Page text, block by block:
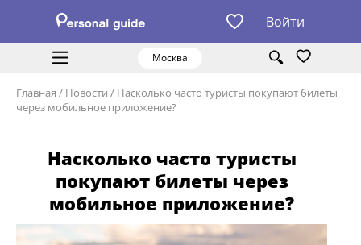
Войти
Москва
Главная / Новости / Насколько часто туристы покупают билеты
через мобильное приложение?
Насколько часто туристы
покупают билеты через
мобильное приложение?